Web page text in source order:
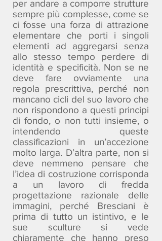
per andare a comporre strutture
sempre più complesse, come se
ci fosse una forza di attrazione
elementare che porti i singoli
elementi ad aggregarsi senza
allo stesso tempo perdere di
identità e specificità. Non se ne
deve fare ovviamente una
regola prescrittiva, perché non
mancano cicli del suo lavoro che
non rispondono a questi principi
di fondo, o non tutti insieme, o
intendendo queste
classificazioni in un’accezione
molto larga. D’altra parte, non si
deve nemmeno pensare che
l’idea di costruzione corrisponda
a un lavoro di fredda
progettazione razionale delle
immagini, perché Bresciani è
prima di tutto un istintivo, e le
sue sculture si vede
chiaramente che hanno preso